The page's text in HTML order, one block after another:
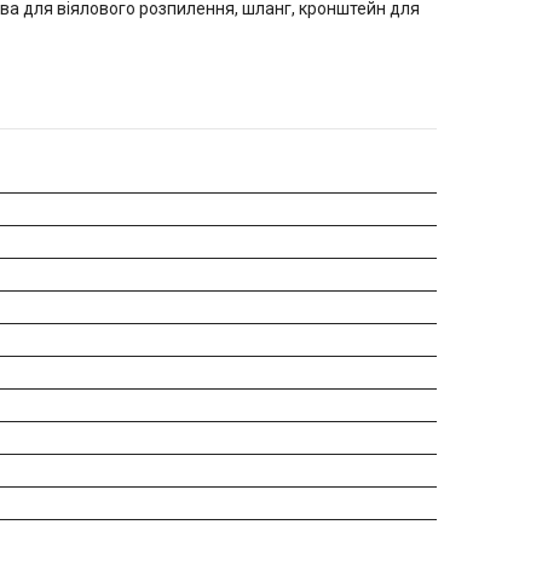
для віялового розпилення, шланг, кронштейн для